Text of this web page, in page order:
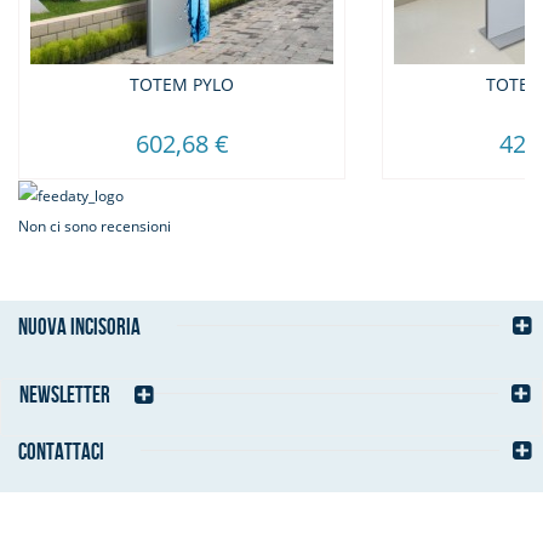
TOTEM PYLO
602,68 €
Non ci sono recensioni
NUOVA INCISORIA
NEWSLETTER
CONTATTACI